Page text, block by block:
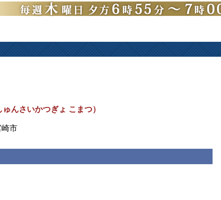
ゅんさいかつぎょ こまつ）
市